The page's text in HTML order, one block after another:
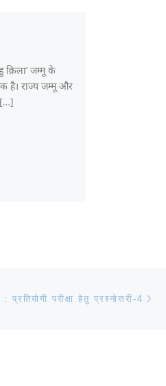
क़िला’ जम्मू के
है। राज्य जम्मू और
[…]
: प्रतियोगी परीक्षा हेतु प्रश्नोत्तरी-4